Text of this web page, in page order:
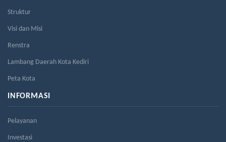
Struktur
Visi dan Misi
Renstra
Lambang Daerah Kota Kediri
Peta Kota
INFORMASI
Pelayanan
Investasi